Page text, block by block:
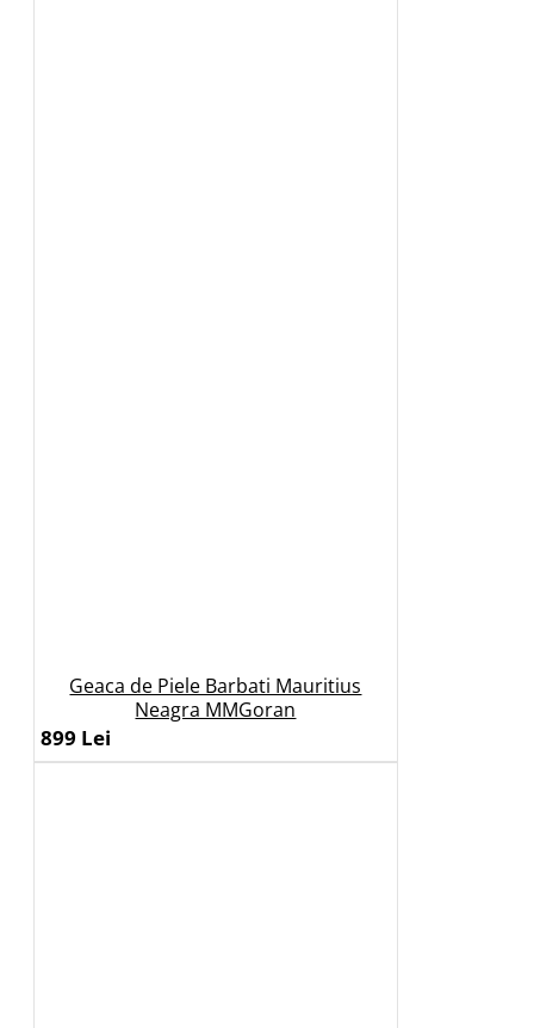
Geaca de Piele Barbati Mauritius
Neagra MMGoran
899 Lei